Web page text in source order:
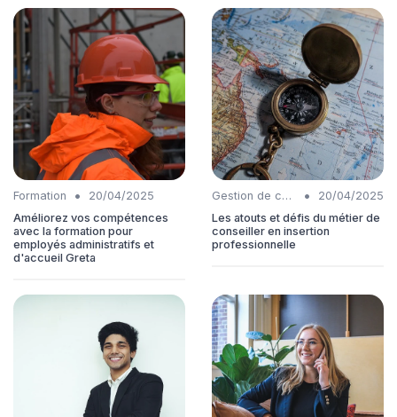
Formation •
20/04/2025
Améliorez vos compétences
avec la formation pour
employés administratifs et
d'accueil Greta
Gestion de carrière •
20/04/2025
Les atouts et défis du métier de
conseiller en insertion
professionnelle